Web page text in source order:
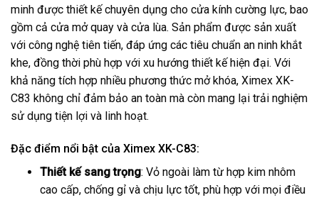
minh được thiết kế chuyên dụng cho cửa kính cường lực, bao
gồm cả cửa mở quay và cửa lùa. Sản phẩm được sản xuất
với công nghệ tiên tiến, đáp ứng các tiêu chuẩn an ninh khắt
khe, đồng thời phù hợp với xu hướng thiết kế hiện đại. Với
khả năng tích hợp nhiều phương thức mở khóa, Ximex XK-
C83 không chỉ đảm bảo an toàn mà còn mang lại trải nghiệm
sử dụng tiện lợi và linh hoạt.
Đặc điểm nổi bật của Ximex XK-C83:
Thiết kế sang trọng: Vỏ ngoài làm từ hợp kim nhôm
cao cấp, chống gỉ và chịu lực tốt, phù hợp với mọi điều